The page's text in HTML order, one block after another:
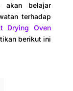
akan belajar
terhadap
Drying Oven
berikut ini